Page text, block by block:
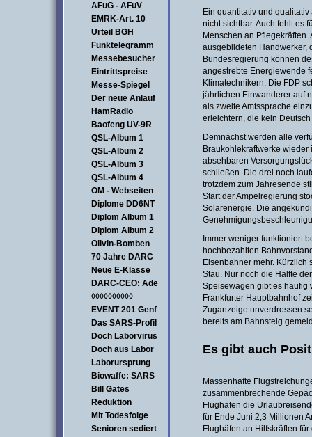
AFuG - AFuV
EMRK-Art. 10
Urteil BGH
Funktelegramm
Messebesucher
Eintrittspreise
Messe-Spiegel
Der neue Anlauf
HamRadio
Baofeng UV-9R
QSL-Album 1
QSL-Album 2
QSL-Album 3
QSL-Album 4
OM - Webseiten
Diplome DD6NT
Diplom Album 1
Diplom Album 2
Olivin-Bomben
70 Jahre DARC
Neue E-Klasse
DARC-CEO: Ade
◊◊◊◊◊◊◊◊◊◊
EVENT 201 Genf
Das SARS-Profil
Doch Laborvirus
Doch aus Labor
Laborursprung
Biowaffe: SARS
Bill Gates
Reduktion
Mit Todesfolge
Senioren sediert
Ein quantitativ und
nicht sichtbar. Auch fehlt es
Menschen an
ausgebildeten Handwerker,
Bundesregierung können
angestrebte Energiewende
Klimatechnikern. Die FDP
jährlichen Einwanderer auf
als zweite Amtssprache
erleichtern, die kein
Demnächst werden alle
Braukohlekraftwerke
absehbaren
schließen. Die drei noch
trotzdem zum Jahresende
Start der Ampelregierung
Solarenergie. Die
Immer weniger funktioniert
hochbezahlten
Eisenbahner mehr.
Stau. Nur noch die Hälfte
Speisewagen gibt es häufig
Frankfurter Hauptbahnhof
Zuganzeige unverdrossen
bereits am Bahnsteig
Es gibt auch
Massenhafte
zusammenbrechende
Flughäfen die
für Ende Juni 2,3 Millionen
Flughäfen an Hilfskräften